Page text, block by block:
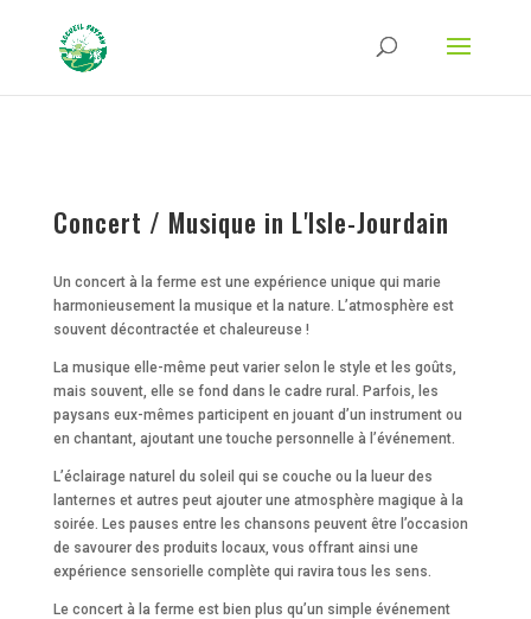
Type-Options Referrer-Policy Permissions-Policy
ga('require', 'GTM-TFCVLFN');
Concert / Musique in L'Isle-Jourdain
Un concert à la ferme est une expérience unique qui marie
harmonieusement la musique et la nature. L’atmosphère est
souvent décontractée et chaleureuse !
La musique elle-même peut varier selon le style et les goûts,
mais souvent, elle se fond dans le cadre rural. Parfois, les
paysans eux-mêmes participent en jouant d’un instrument ou
en chantant, ajoutant une touche personnelle à l’événement.
L’éclairage naturel du soleil qui se couche ou la lueur des
lanternes et autres peut ajouter une atmosphère magique à la
soirée. Les pauses entre les chansons peuvent être l’occasion
de savourer des produits locaux, vous offrant ainsi une
expérience sensorielle complète qui ravira tous les sens.
Le concert à la ferme est bien plus qu’un simple événement